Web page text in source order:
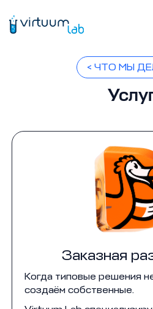
< ЧТО МЫ
Заказная
Когда типовые решения
создаём собственные.